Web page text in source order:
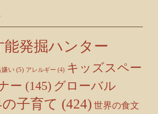
能発掘ハンター
嫌い(5) アレルギー (4) キッズスペー
ー (145) グローバル
子育て (424) 世界の食文